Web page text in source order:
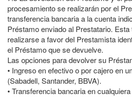
procesamiento se realizarán por el
transferencia bancaria a la cuenta
Préstamo enviado al Prestatario.
realizarse a favor del Prestamista
el Préstamo que se devuelve.
Las opciones para devolver su
• Ingreso en efectivo o por cajero en
(Sabadell, Santander, BBVA).
• Transferencia bancaria en